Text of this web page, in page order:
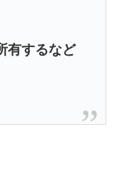
有するなど